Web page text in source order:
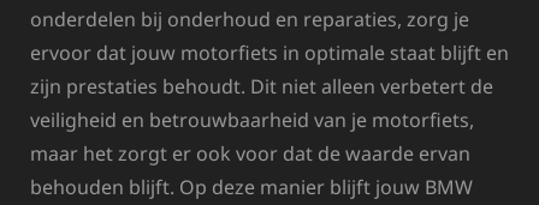
onderdelen bij onderhoud en reparaties, zorg je
ervoor dat jouw motorfiets in optimale staat blijft en
zijn prestaties behoudt. Dit niet alleen verbetert de
veiligheid en betrouwbaarheid van je motorfiets,
maar het zorgt er ook voor dat de waarde ervan
behouden blijft. Op deze manier blijft jouw BMW